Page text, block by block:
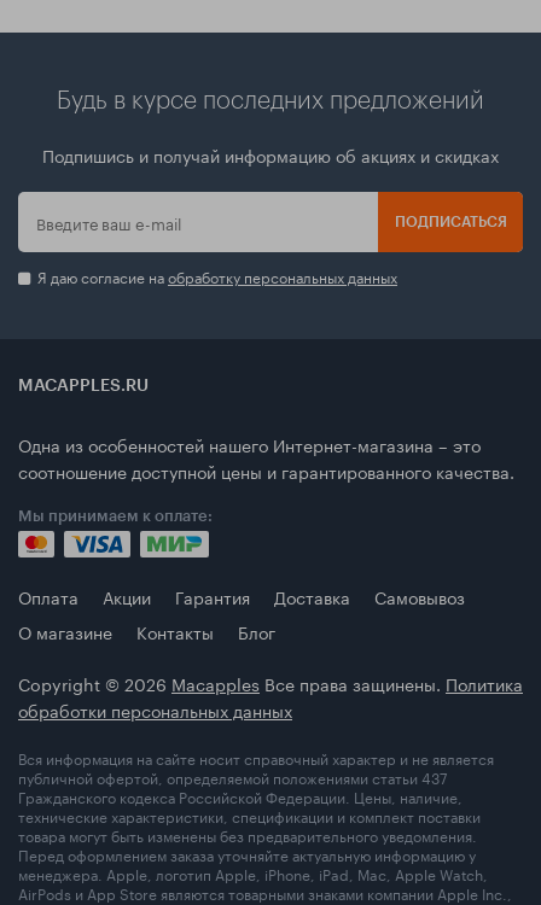
Будь в курсе последних предложений
Подпишись и получай информацию об акциях и скидках
ПОДПИСАТЬСЯ
Я даю согласие наобработку персональных данных
MACAPPLES.RU
Одна из особенностей нашего Интернет-магазина – это
соотношение доступной цены и гарантированного качества.
Мы принимаем к оплате:
Оплата Акции Гарантия Доставка
Самовывоз
О магазине
Контакты
Блог
Copyright © 2026 Macapples Все права защинены. Политика
обработки персональных данных
Вся информация на сайте носит справочный характер и не является
публичной офертой, определяемой положениями статьи 437
Гражданского кодекса Российской Федерации. Цены, наличие,
технические характеристики, спецификации и комплект поставки
товара могут быть изменены без предварительного уведомления.
Перед оформлением заказа уточняйте актуальную информацию у
менеджера. Apple, логотип Apple, iPhone, iPad, Mac, Apple Watch,
AirPods и App Store являются товарными знаками компании Apple Inc.,